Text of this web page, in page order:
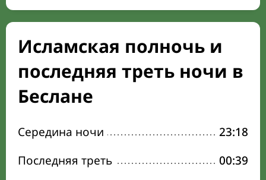
Исламская полночь и
последняя треть ночи в
Беслане
Середина ночи
23:18
Последняя треть
00:39